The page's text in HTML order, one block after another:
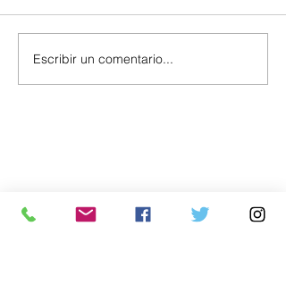
Escribir un comentario...